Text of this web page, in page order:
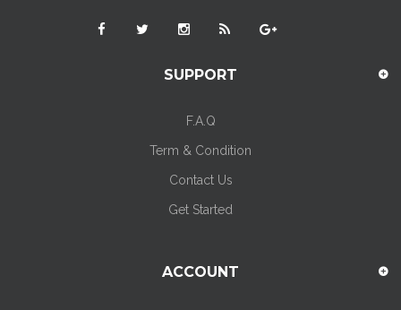
SUPPORT
F.A.Q
Term & Condition
Contact Us
Get Started
ACCOUNT